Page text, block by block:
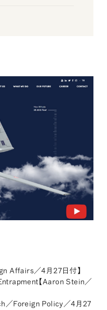
Affairs／4月27日付】
【Aaron Stein／
／Foreign Policy／4月27